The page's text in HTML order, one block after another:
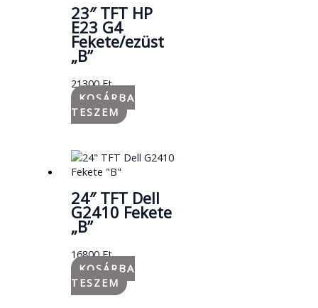
23″ TFT HP
E23 G4
Fekete/ezüst
„B”
21300Ft
KOSÁRBA
TESZEM
24″ TFT Dell
G2410 Fekete
„B”
16800Ft
KOSÁRBA
TESZEM